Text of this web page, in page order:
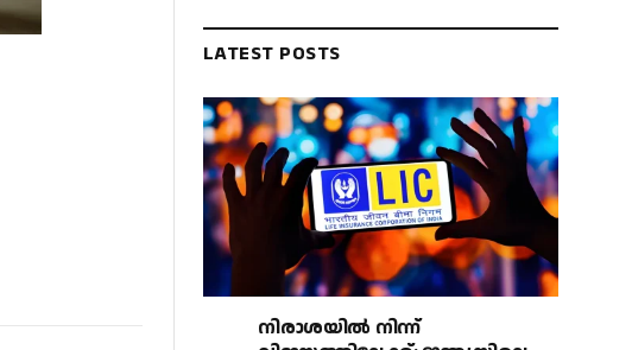
LATEST POSTS
നിരാശയിൽ നിന്ന്